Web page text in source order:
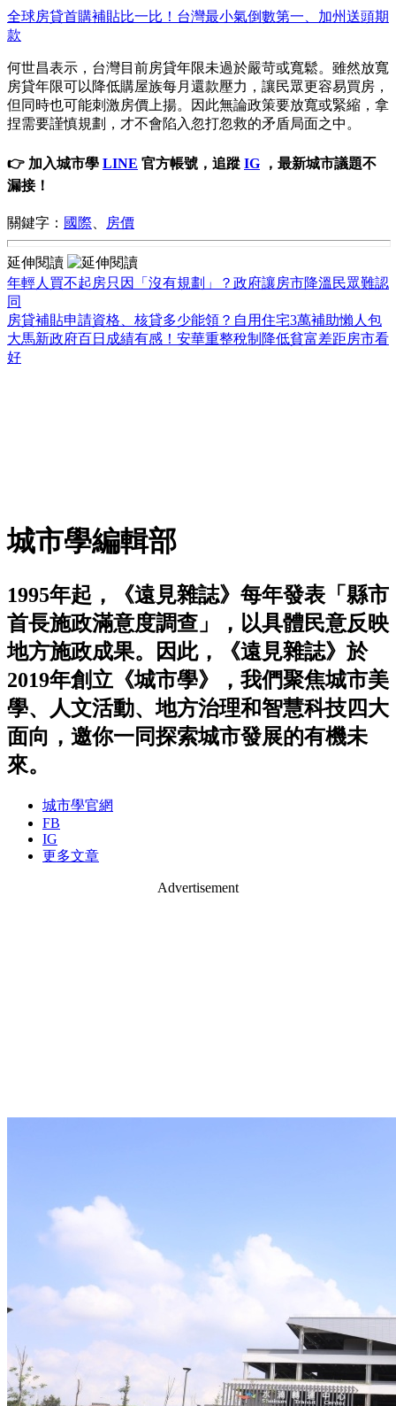
全球房貸首購補貼比一比！台灣最小氣倒數第一、加州送頭期
款
何世昌表示，台灣目前房貸年限未過於嚴苛或寬鬆。雖然放寬
房貸年限可以降低購屋族每月還款壓力，讓民眾更容易買房，
但同時也可能刺激房價上揚。因此無論政策要放寬或緊縮，拿
捏需要謹慎規劃，才不會陷入忽打忽救的矛盾局面之中。
👉 加入城市學 LINE 官方帳號，追蹤 IG ，最新城市議題不
漏接！
關鍵字： 國際 房價
延伸閱讀
年輕人買不起房只因「沒有規劃」？政府讓房市降溫民眾難認
同
房貸補貼申請資格、核貸多少能領？自用住宅3萬補助懶人包
大馬新政府百日成績有感！安華重整稅制降低貧富差距房市看
好
城市學編輯部
1995年起，《遠見雜誌》每年發表「縣市
首長施政滿意度調查」，以具體民意反映
地方施政成果。因此，《遠見雜誌》於
2019年創立《城市學》，我們聚焦城市美
學、人文活動、地方治理和智慧科技四大
面向，邀你一同探索城市發展的有機未
來。
城市學官網
FB
IG
更多文章
Advertisement